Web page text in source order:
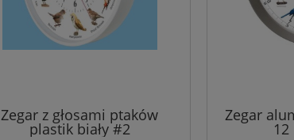
Zegar z głosami ptaków
plastik biały #2
Zegar